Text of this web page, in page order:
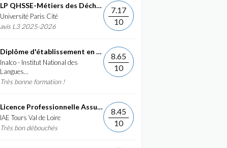
LP QHSSE-Métiers des Déchets et de...
Université Paris Cité
avis L3 2025-2026
7.17
10
Diplôme d'établissement en Commerce International et...
Inalco - Institut National des
Langues...
Très bonne formation !
8.65
10
Licence Professionnelle Assurance, banque, finance :...
IAE Tours Val de Loire
Très bon débouchés
8.45
10